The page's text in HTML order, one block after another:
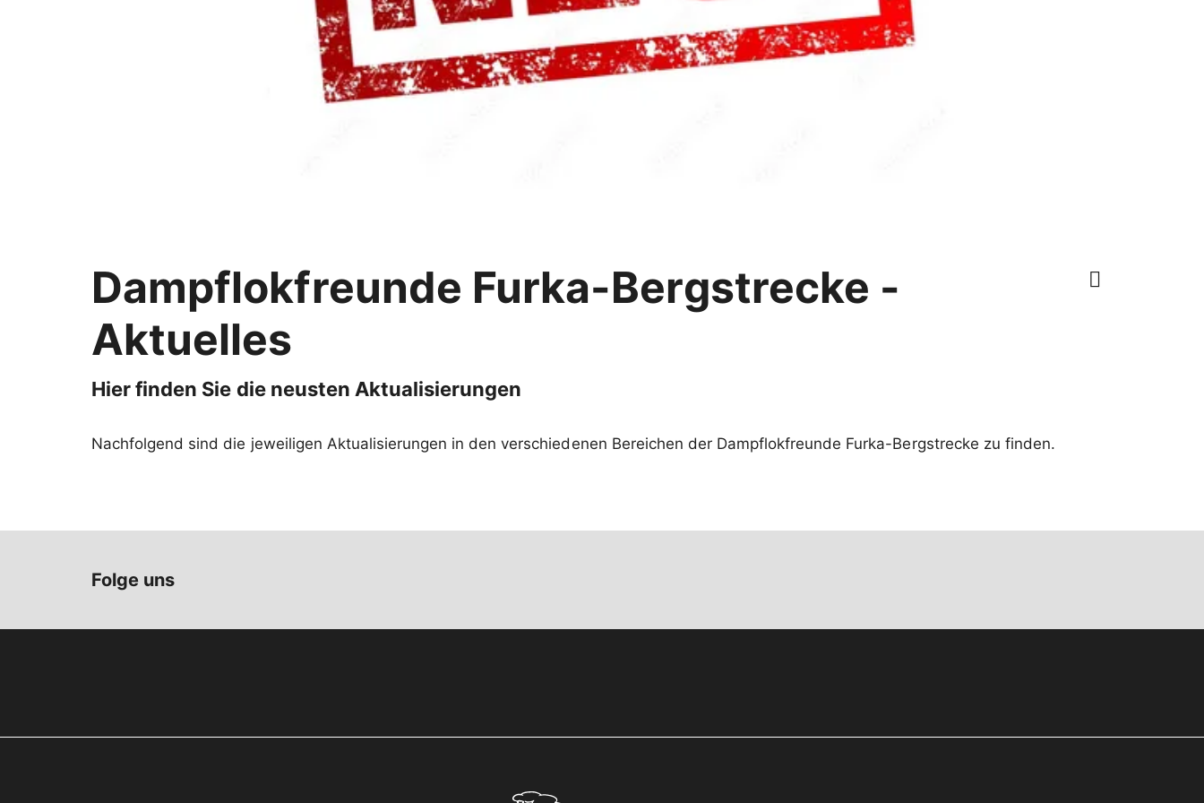
Dampflokfreunde Furka-Bergstrecke -
Aktuelles
Hier finden Sie die neusten Aktualisierungen
Nachfolgend sind die jeweiligen Aktualisierungen in den verschiedenen Bereichen der Dampflokfreunde Furka-Bergstrecke zu finden.
Folge uns